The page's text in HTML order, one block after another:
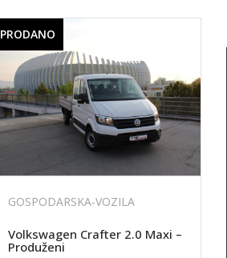
PRODANO
GOSPODARSKA-VOZILA
Volkswagen Crafter 2.0 Maxi –
Produženi